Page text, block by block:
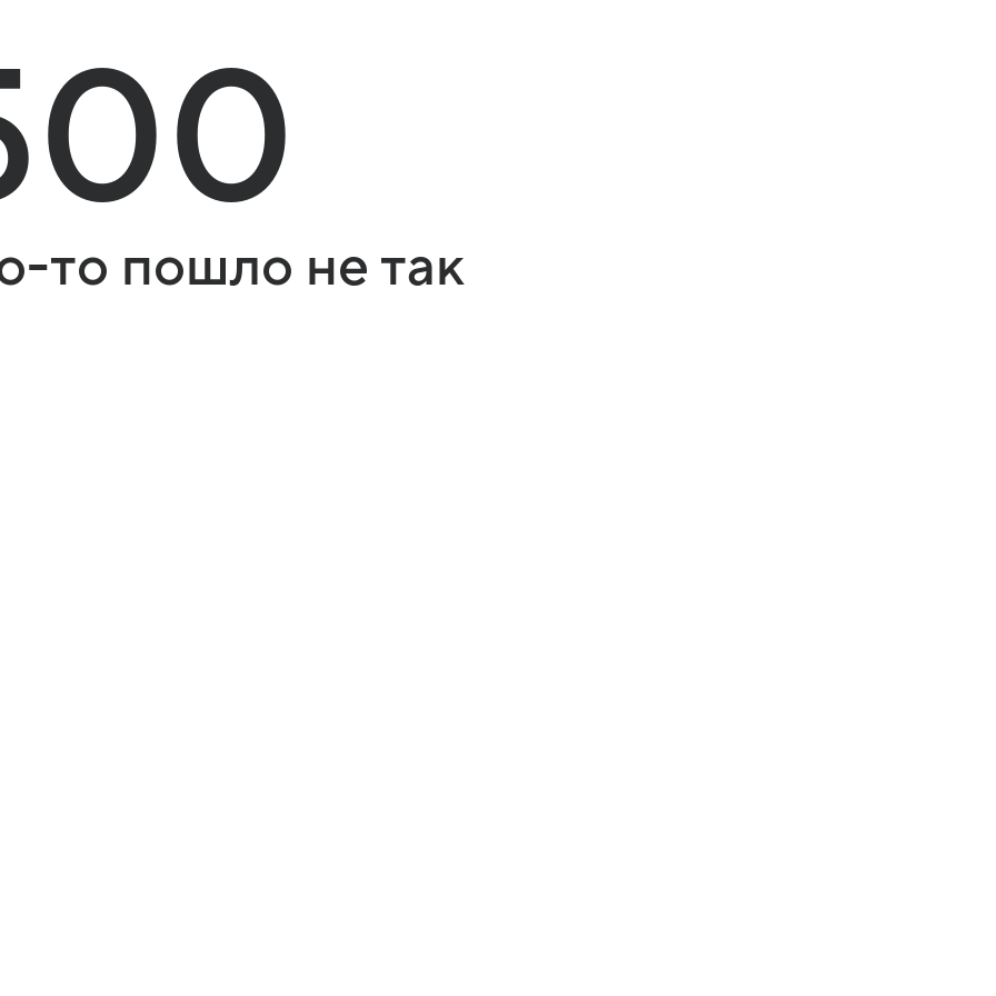
то пошло не так